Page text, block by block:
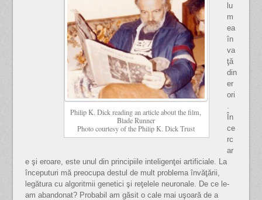
Philip K. Dick reading an article about the film,
Blade Runner
Photo courtesy of the Philip K. Dick Trust
lu
m
ea
în
va
ţă
din
er
ori
În
ce
rc
ar
e şi eroare, este unul din principiile inteligenţei artificiale. La
începuturi mă preocupa destul de mult problema învăţării,
legătura cu algoritmii genetici şi reţelele neuronale. De ce le-
am abandonat? Probabil am găsit o cale mai uşoară de a